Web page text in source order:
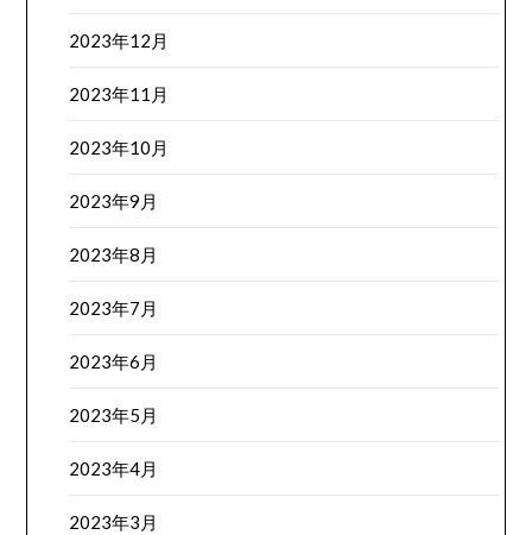
2023年12月
2023年11月
2023年10月
2023年9月
2023年8月
2023年7月
2023年6月
2023年5月
2023年4月
2023年3月